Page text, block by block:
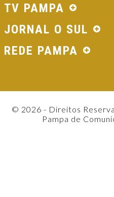
TV PAMPA
JORNAL O SUL
REDE PAMPA
© 2026 - Direitos
Pampa de